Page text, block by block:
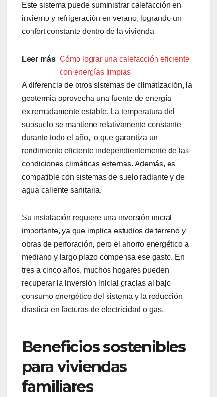
Este sistema puede suministrar calefacción en
invierno y refrigeración en verano, logrando un
confort constante dentro de la vivienda.
Leer más Cómo lograr una calefacción eficiente
con energías limpias
A diferencia de otros sistemas de climatización, la
geotermia aprovecha una fuente de energía
extremadamente estable. La temperatura del
subsuelo se mantiene relativamente constante
durante todo el año, lo que garantiza un
rendimiento eficiente independientemente de las
condiciones climáticas externas. Además, es
compatible con sistemas de suelo radiante y de
agua caliente sanitaria.
Su instalación requiere una inversión inicial
importante, ya que implica estudios de terreno y
obras de perforación, pero el ahorro energético a
mediano y largo plazo compensa ese gasto. En
tres a cinco años, muchos hogares pueden
recuperar la inversión inicial gracias al bajo
consumo energético del sistema y la reducción
drástica en facturas de electricidad o gas.
Beneficios sostenibles
para viviendas
familiares